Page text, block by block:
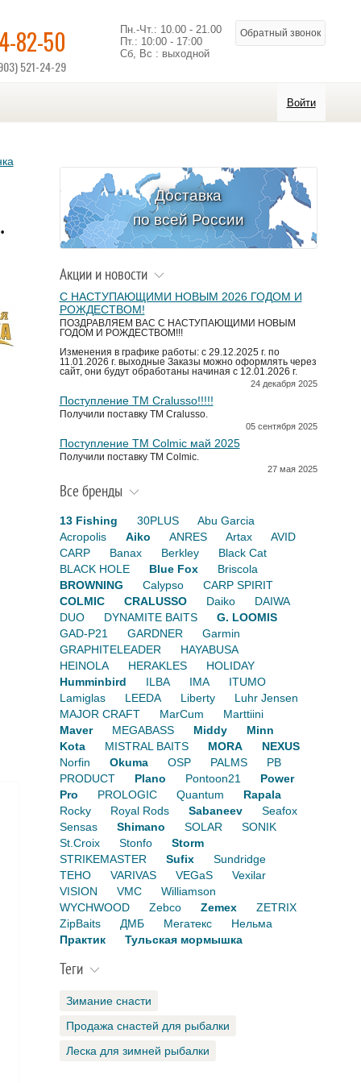
82-50
521-24-29
Пн.-Чт.: 10.00 - 21.00
Пт.: 10:00 - 17:00
Сб, Вс : выходной
Обратный звонок
Войти
Доставка
по всей России
Акции и новости
С НАСТУПАЮЩИМИ НОВЫМ 2026 ГОДОМ И
РОЖДЕСТВОМ!
ПОЗДРАВЛЯЕМ ВАС С НАСТУПАЮЩИМИ НОВЫМ
ГОДОМ И РОЖДЕСТВОМ!!!
Изменения в графике работы: с 29.12.2025 г. по
11.01.2026 г. выходные Заказы можно оформлять через
сайт, они будут обработаны начиная с 12.01.2026 г.
24 декабря 2025
Поступление TM Cralusso!!!!!
Получили поставку ТМ Cralusso.
05 сентября 2025
Поступление TM Colmic май 2025
Получили поставку ТМ Colmic.
27 мая 2025
Все бренды
13 Fishing 30PLUS
Abu Garcia
Acropolis
Aiko ANRES Artax
AVID
CARP
Banax Berkley
Black Cat
BLACK HOLE
Blue Fox
Briscola
BROWNING
Calypso
CARP SPIRIT
COLMIC
CRALUSSO Daiko
DAIWA
DUO
DYNAMITE BAITS
G. LOOMIS
GAD-P21
GARDNER
Garmin
GRAPHITELEADER
HAYABUSA
HEINOLA
HERAKLES
HOLIDAY
Humminbird
ILBA IMA
ITUMO
Lamiglas
LEEDA Liberty
Luhr Jensen
MAJOR CRAFT
MarCum
Marttiini
Maver
MEGABASS Middy
Minn
Kota
MISTRAL BAITS MORA
NEXUS
Norfin
Okuma OSP PALMS
PB
PRODUCT
Plano Pontoon21
Power
Pro
PROLOGIC Quantum
Rapala
Rocky
Royal Rods Sabaneev
Seafox
Sensas
Shimano SOLAR
SONIK
St.Croix
Stonfo
Storm
STRIKEMASTER
Sufix
Sundridge
TEHO
VARIVAS VEGaS
Vexilar
VISION
VMC
Williamson
WYCHWOOD
Zebco Zemex
ZETRIX
ZipBaits
ДМБ Мегатекс
Нельма
Практик
Тульская мормышка
Теги
Зимание снасти
Продажа снастей для рыбалки
Леска для зимней рыбалки